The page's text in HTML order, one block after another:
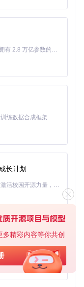
精彩内容等你共创
量处理功能。通
的音乐文件，批量
3首。
存路径与文件名格式
进阶用法
录，汽车播放器会自
造无广告的驾驶娱乐
生成包含原文和译
以逐句对照学习，特
大幅提升学唱效率。
合工具的"歌词质量
Kimi K3 是Kimi能力最强的模型：这是一个拥有 2.8 万亿参数的混合专家（MoE）模型，具备原生视觉理解能力，并支持 100 万 token 的上下文窗口。
练数据合成框架
长计划
「源启盛夏」暑期校园开发者成长计划旨在激活校园开源力量，通过积分激励、认证扶持、资源倾斜等形式，引导高校组织和开发者完成「入驻 — 建项目 — 做贡献 — 获认证 — 得资源」的完整闭环。无论你是想带领社团入驻平台的组织者，还是希望用代码贡献证明自己的开发者，都能在这里找到属于你的成长路径。
基于Python的Xiaozhi AI，适用于想要完整Xiaozhi体验而无需拥有专用硬件的用户。